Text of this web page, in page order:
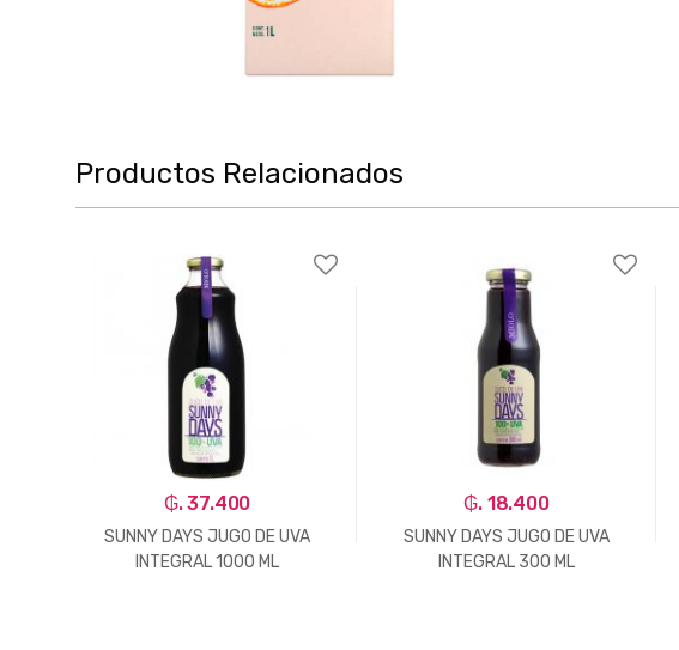
Productos Relacionados
₲. 37.400
SUNNY DAYS JUGO DE UVA
INTEGRAL 1000 ML
₲. 18.400
SUNNY DAYS JUGO DE UVA
INTEGRAL 300 ML